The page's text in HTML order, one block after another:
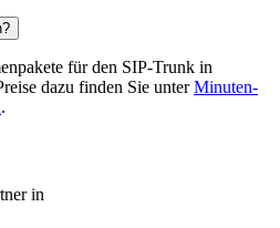
für den SIP-Trunk in
dazu finden Sie unterMinuten-
.
in